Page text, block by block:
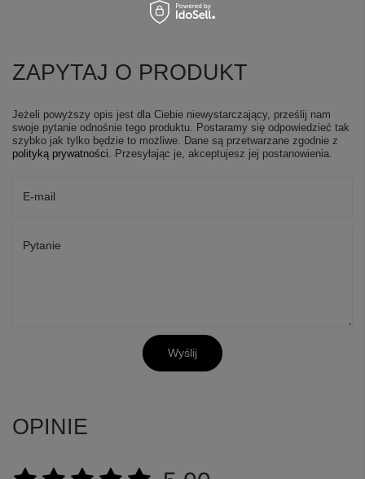
ZAPYTAJ O PRODUKT
Jeżeli powyższy opis jest dla Ciebie niewystarczający, prześlij nam
swoje pytanie odnośnie tego produktu. Postaramy się odpowiedzieć tak
szybko jak tylko będzie to możliwe. Dane są przetwarzane zgodnie z
polityką prywatności . Przesyłając je, akceptujesz jej postanowienia.
E-mail
Pytanie
Wyślij
OPINIE